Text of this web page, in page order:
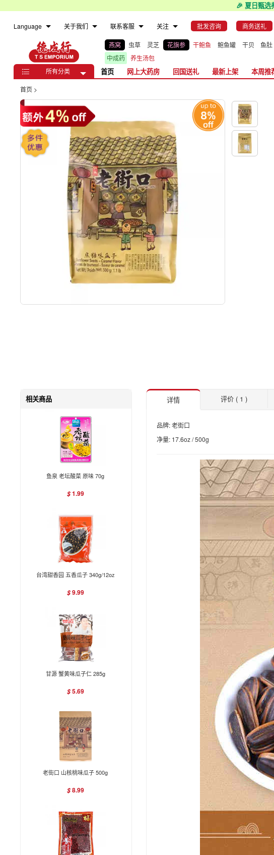
🎉 夏日甄
Language 关于我们 联系客服 关注 批发咨询 商务送礼
燕窝 虫草 灵芝 花旗参 干鲍鱼 鲍鱼罐 干贝 鱼肚
中成药
养生汤包

所有分类 首页 网上大药房 回国送礼 最新上架 本周推
首页 >
相关商品
鱼泉 老坛酸菜 原味 70g
$1.99
台湾甜香园 五香瓜子 340g/12oz
$9.99
甘源 蟹黄味瓜子仁 285g
$5.69
老街口 山核桃味瓜子 500g
$8.99
详情 评价 ( 1 )
品牌: 老街口
净量: 17.6oz / 500g